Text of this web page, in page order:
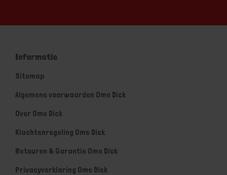
Informatie
Sitemap
Algemene voorwaarden Ome Dick
Over Ome Dick
Klachtenregeling Ome Dick
Retouren & Garantie Ome Dick
Privacyverklaring Ome Dick